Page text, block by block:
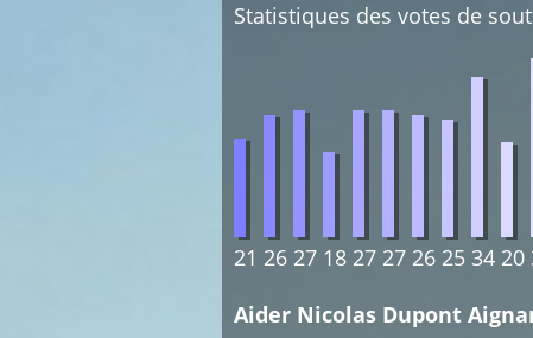
Statistiques des votes de
21 26 27 18 27 27 26 25 34 20
Aider Nicolas Dupont